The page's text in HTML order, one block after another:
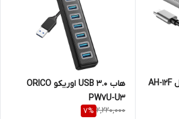
هاب USB 3.0 اوریکو ORICO
PW7U-U3
2,220,000
7%